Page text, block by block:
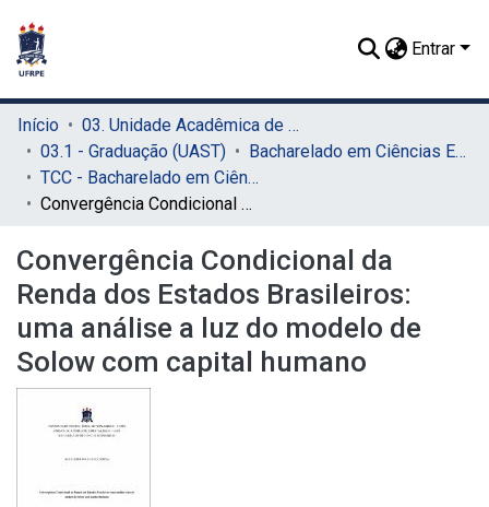
Entrar
Início
03. Unidade Acadêmica de Serra Talhada (UAST)
03.1 - Graduação (UAST)
Bacharelado em Ciências Econômicas (UAST)
TCC - Bacharelado em Ciências Econômicas (UAST)
Convergência Condicional da Renda dos Estados Brasileiros: uma análise a luz do modelo de Solow com capital humano
Convergência Condicional da
Renda dos Estados Brasileiros:
uma análise a luz do modelo de
Solow com capital humano